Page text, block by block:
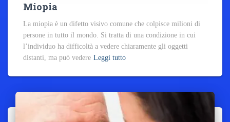
Miopia
La miopia è un difetto visivo comune che colpisce milioni di
persone in tutto il mondo. Si tratta di una condizione in cui
l’individuo ha difficoltà a vedere chiaramente gli oggetti
distanti, ma può vedere Leggi tutto